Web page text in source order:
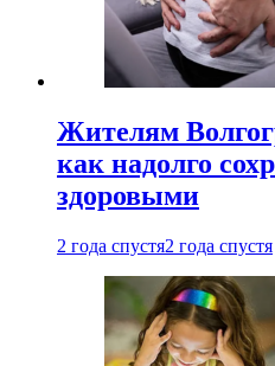
Жителям
как надолго
здоровыми
2 года спустя2 года спустя